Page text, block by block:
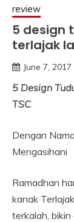
review
5 design
terlajak
June 7, 2017
5 Design
TSC
Dengan
Mengasihani
Ramadhan
kanak
terkalah,